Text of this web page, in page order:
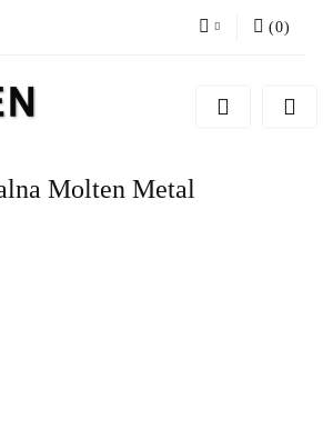
Zarejestruj się
Zgody cookies
(0)
Molten Metal